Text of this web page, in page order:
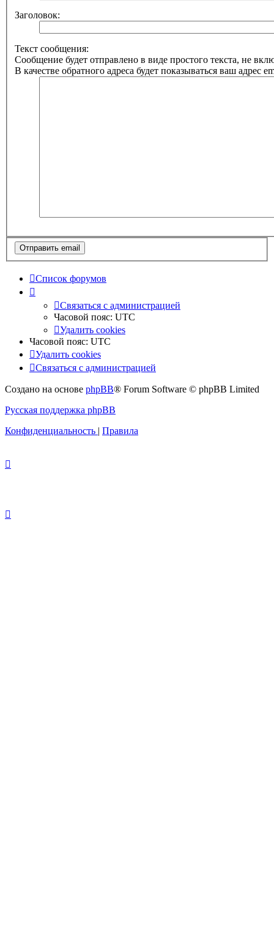
Заголовок:
Текст сообщения:
Сообщение будет отправлено в виде простого текста, не
В качестве обратного адреса будет показываться ваш адрес
Список форумов
Связаться с администрацией
Часовой пояс: UTC
Удалить cookies
Часовой пояс: UTC
Удалить cookies
Связаться с администрацией
Создано на основе phpBB® Forum Software © phpBB Limited
Русская поддержка phpBB
Конфиденциальность
Правила